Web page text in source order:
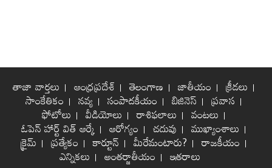
తాజా వార్తలు ఆంధ్రప్రదేశ్ తెలంగాణ జాతీయం క్రీడలు
సాంకేతికం నవ్య సంపాదకీయం బిజినెస్ ప్రవాస
ఫోటోలు వీడియోలు రాశిఫలాలు వంటలు
ఓపెన్ హార్ట్ విత్ ఆర్కే ఆరోగ్యం చదువు ముఖ్యాంశాలు
క్రైమ్ ప్రత్యేకం కార్టూన్ మీరేమంటారు? రాజకీయం
ఎన్నికలు అంతర్జాతీయం ఇతరాలు